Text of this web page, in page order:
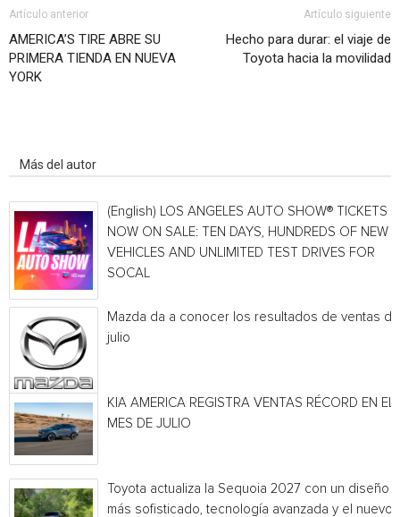
Artículo anterior
AMERICA’S TIRE ABRE SU
PRIMERA TIENDA EN NUEVA
YORK
Artículo siguiente
Hecho para durar: el viaje de
Toyota hacia la movilidad
Más del autor
(English) LOS ANGELES AUTO SHOW® TICKETS
NOW ON SALE: TEN DAYS, HUNDREDS OF NEW
VEHICLES AND UNLIMITED TEST DRIVES FOR
SOCAL
Mazda da a conocer los resultados de ventas de
julio
KIA AMERICA REGISTRA VENTAS RÉCORD EN EL
MES DE JULIO
Toyota actualiza la Sequoia 2027 con un diseño
más sofisticado, tecnología avanzada y el nuevo